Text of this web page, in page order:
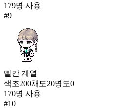
179명 사용
#9
빨간 계열
색조200채도20명도0
170명 사용
#10